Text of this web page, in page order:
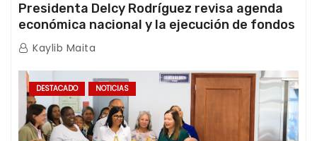
Presidenta Delcy Rodríguez revisa agenda
económica nacional y la ejecución de fondos
de emergencia post-sismos
Kaylib Maita
DESTACADO NOTICIAS